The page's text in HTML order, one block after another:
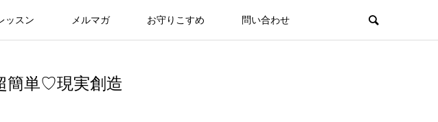
ッスン メルマガ お守りこすめ 問い合わせ
簡単♡現実創造